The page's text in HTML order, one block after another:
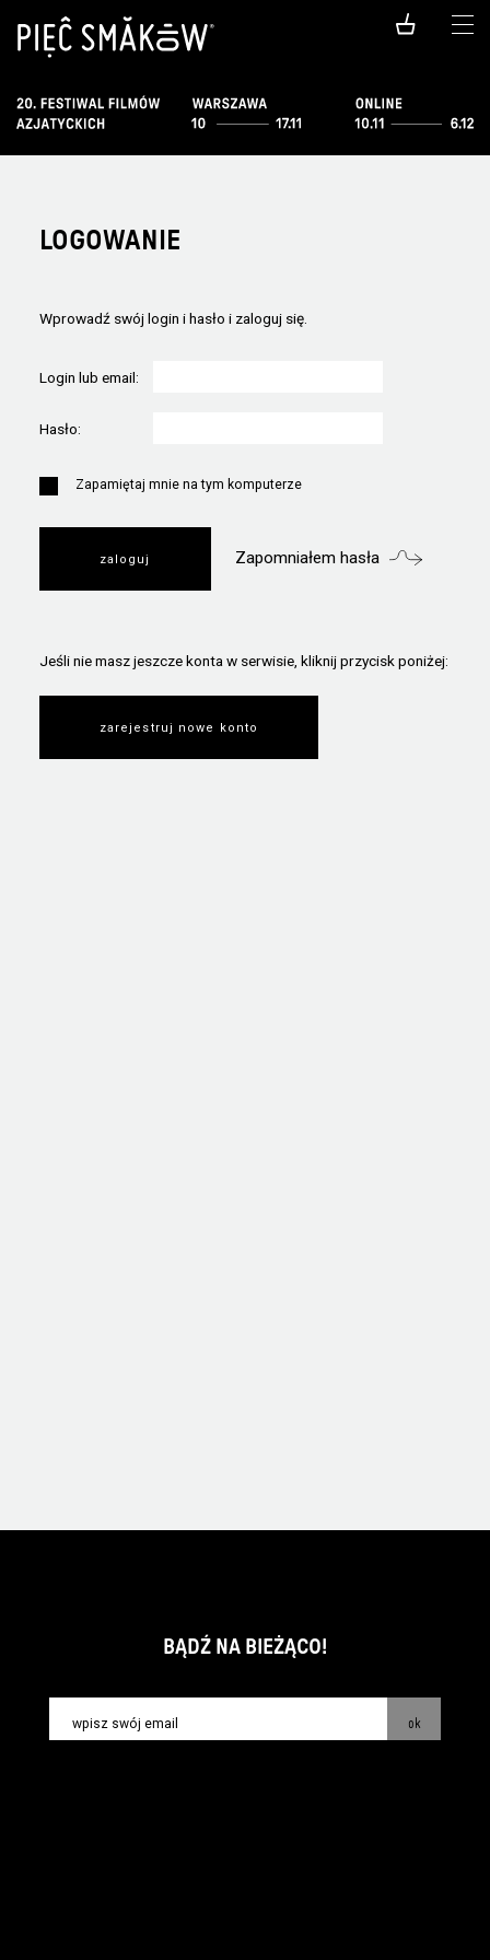
LOGOWANIE
Wprowadź swój login i hasło i zaloguj się.
Login lub email:
Hasło:
Zapamiętaj mnie na tym komputerze
Zapomniałem hasła
Jeśli nie masz jeszcze konta w serwisie, kliknij przycisk poniżej:
zarejestruj nowe konto
BĄDŹ NA BIEŻĄCO!
ok